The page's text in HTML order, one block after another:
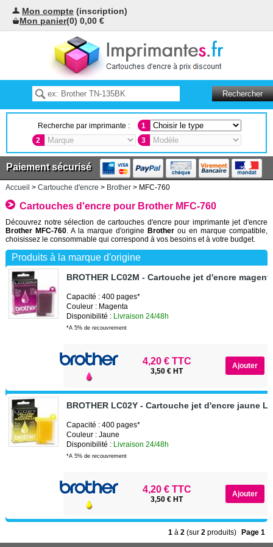
Mon compte (inscription)
Mon panier(0) 0,00 €
Recherche par imprimante :
1
2
3
Paiement sécurisé
Accueil > Cartouche d'encre > Brother> MFC-760
Cartouches d'encre pour Brother MFC-760
Découvrez notre sélection de cartouches d'encre pour imprimante jet d'encre
Brother MFC-760. A la marque d'origineBrother ou en marque compatible,
choisissez le consommable qui correspond à vos besoins et à votre budget.
Produits à la marque d'origine
BROTHER LC02M - Cartouche jet d'encre
Capacité : 400 pages*
Couleur : Magenta
Disponibilité : Livraison 24/48h
*A 5% de recouvrement
4,20 € TTC
3,50 € HT
BROTHER LC02Y - Cartouche jet d'encre jaune
Capacité : 400 pages*
Couleur : Jaune
Disponibilité : Livraison 24/48h
*A 5% de recouvrement
4,20 € TTC
3,50 € HT
1 à2 (sur2 produits) Page 1